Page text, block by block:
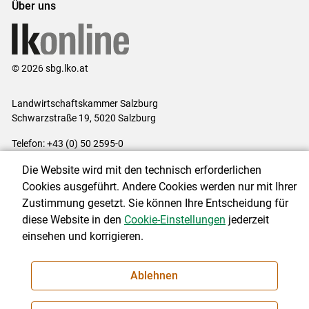
Über uns
© 2026 sbg.lko.at
Landwirtschaftskammer Salzburg
Schwarzstraße 19, 5020 Salzburg
Telefon: +43 (0) 50 2595-0
Impressum|Kontakt|Datenschutzerklärung|Barrierefreiheit|
Cookie-Einstellungen
NEWSLETTER
Die Website wird mit den technisch erforderlichen
Cookies ausgeführt. Andere Cookies werden nur mit Ihrer
Zustimmung gesetzt. Sie können Ihre Entscheidung für
diese Website in den Cookie-Einstellungen jederzeit
einsehen und korrigieren.
Ablehnen